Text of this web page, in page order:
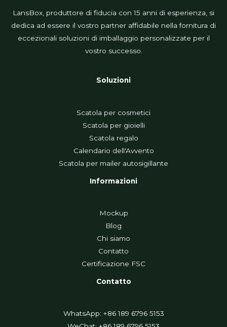
LansBox, produttore di fiducia con 15 anni di esperienza, si
dedica ad essere il vostro partner affidabile nella fornitura di
eccezionali soluzioni di imballaggio personalizzate per il
vostro successo.
Soluzioni
Scatola per cosmetici
Scatola per gioielli
Scatola regalo
Calendario dell'Avvento
Scatola per mailer autosigillante
Informazioni
Mockup
Blog
Chi siamo
Contatto
Certificazione FSC
Contatto
WhatsApp: +86 189 6796 5153